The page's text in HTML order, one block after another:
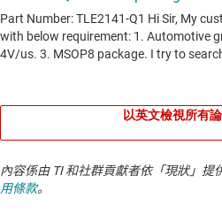
以英文檢視所有
內容係由 TI 和社群貢獻者依「現狀」提
用條款。